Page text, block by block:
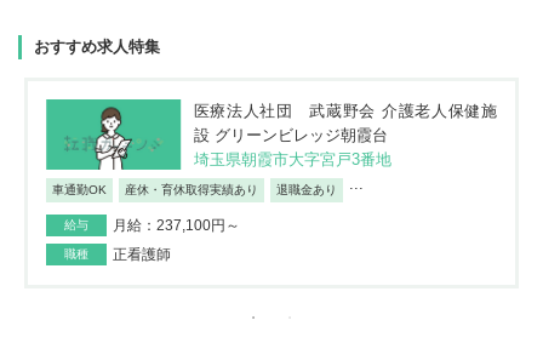
おすすめ求人特集
医療法人社団 武蔵野会 介護老人保健施
設 グリーンビレッジ朝霞台
埼玉県朝霞市大字宮戸3番地
車通勤OK 産休・育休取得実績あり 退職金あり
給与 月給：237,100円～
職種 正看護師